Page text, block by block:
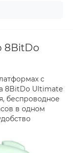
8BitDo
с
8BitDo Ultimate
беспроводное
в одном